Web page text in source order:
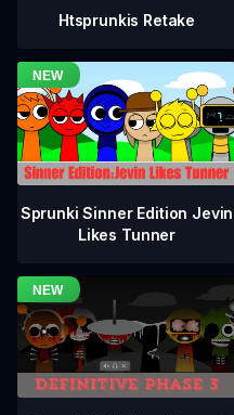
Htsprunkis Retake
Sprunki Sinner Edition Jevin
Likes Tunner